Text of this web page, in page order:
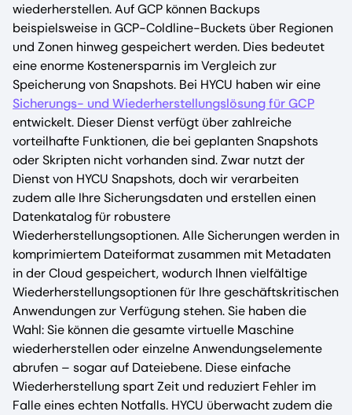
wiederherstellen. Auf GCP können Backups
beispielsweise in GCP-Coldline-Buckets über Regionen
und Zonen hinweg gespeichert werden. Dies bedeutet
eine enorme Kostenersparnis im Vergleich zur
Speicherung von Snapshots. Bei HYCU haben wir eine
Sicherungs- und Wiederherstellungslösung für GCP
entwickelt. Dieser Dienst verfügt über zahlreiche
vorteilhafte Funktionen, die bei geplanten Snapshots
oder Skripten nicht vorhanden sind. Zwar nutzt der
Dienst von HYCU Snapshots, doch wir verarbeiten
zudem alle Ihre Sicherungsdaten und erstellen einen
Datenkatalog für robustere
Wiederherstellungsoptionen. Alle Sicherungen werden in
komprimiertem Dateiformat zusammen mit Metadaten
in der Cloud gespeichert, wodurch Ihnen vielfältige
Wiederherstellungsoptionen für Ihre geschäftskritischen
Anwendungen zur Verfügung stehen. Sie haben die
Wahl: Sie können die gesamte virtuelle Maschine
wiederherstellen oder einzelne Anwendungselemente
abrufen – sogar auf Dateiebene. Diese einfache
Wiederherstellung spart Zeit und reduziert Fehler im
Falle eines echten Notfalls. HYCU überwacht zudem die